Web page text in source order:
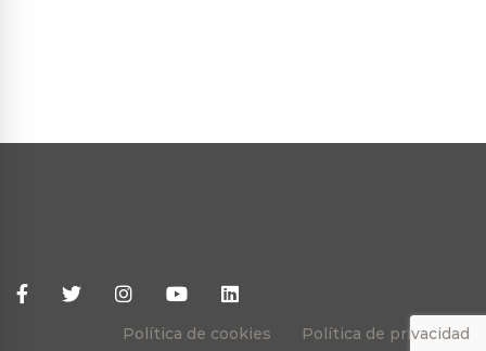
Política de cookies Política de privacidad